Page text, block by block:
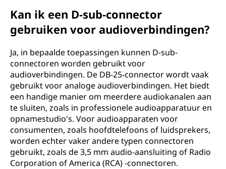
Kan ik een D-sub-connector
gebruiken voor audioverbindingen?
Ja, in bepaalde toepassingen kunnen D-sub-
connectoren worden gebruikt voor
audioverbindingen. De DB-25-connector wordt vaak
gebruikt voor analoge audioverbindingen. Het biedt
een handige manier om meerdere audiokanalen aan
te sluiten, zoals in professionele audioapparatuur en
opnamestudio's. Voor audioapparaten voor
consumenten, zoals hoofdtelefoons of luidsprekers,
worden echter vaker andere typen connectoren
gebruikt, zoals de 3,5 mm audio-aansluiting of Radio
Corporation of America (RCA) -connectoren.